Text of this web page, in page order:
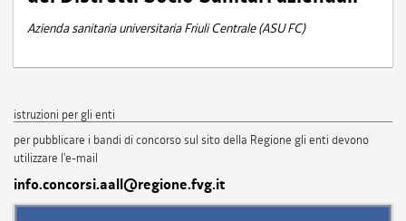
Azienda sanitaria universitaria Friuli Centrale (ASU FC)
istruzioni per gli enti
per pubblicare i bandi di concorso sul sito della Regione gli enti devono
utilizzare l'e-mail
info.concorsi.aall@regione.fvg.it